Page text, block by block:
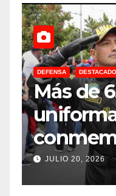
DEFENSA DESTACADO
Más de
años de
JULIO 20, 2026